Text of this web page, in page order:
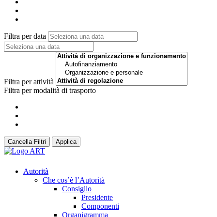
Filtra per data
Filtra per attività
Filtra per modalità di trasporto
Cancella Filtri Applica
Autorità
Che cos’è l’Autorità
Consiglio
Presidente
Componenti
Organigramma